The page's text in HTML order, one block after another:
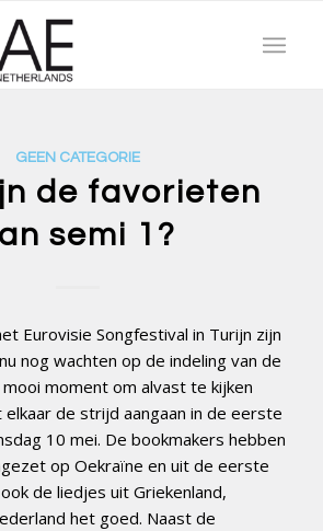
GEEN CATEGORIE
de favorieten
semi 1?
Eurovisie Songfestival in Turijn zijn
nog wachten op de indeling van de
mooi moment om alvast te kijken
de strijd aangaan in de eerste
10 mei. De bookmakers hebben
op Oekraïne en uit de eerste
de liedjes uit Griekenland,
het goed. Naast de